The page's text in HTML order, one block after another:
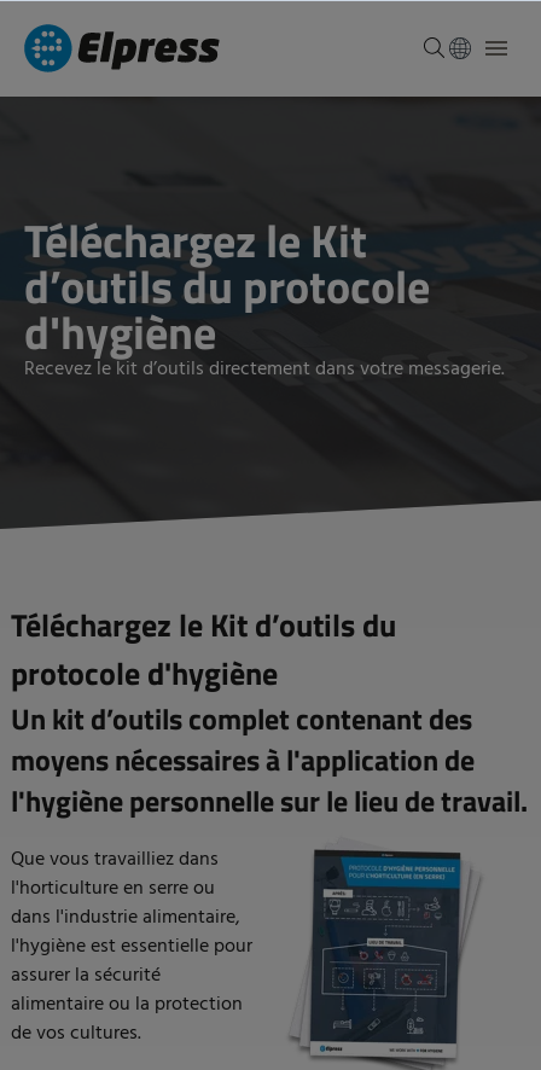
Téléchargez le Kit
d’outils du protocole
d'hygiène
Recevez le kit d’outils directement dans votre messagerie.
Téléchargez le Kit d’outils du
protocole d'hygiène
Un kit d’outils complet contenant des
moyens nécessaires à l'application de
l'hygiène personnelle sur le lieu de travail.
Que vous travailliez dans
l'horticulture en serre ou
dans l'industrie alimentaire,
l'hygiène est essentielle pour
assurer la sécurité
alimentaire ou la protection
de vos cultures.